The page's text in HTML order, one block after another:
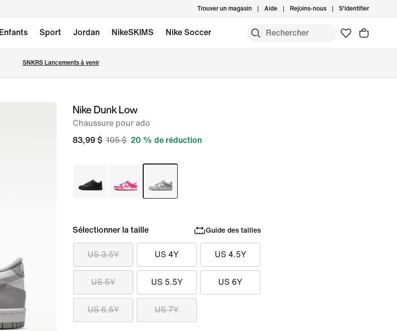
Trouver un magasin Aide Rejoins-nous S'identifier
Enfants Sport Jordan NikeSKIMS Nike Soccer
SNKRS Lancements à venir
image 1Nike Dunk Low
Chaussure pour ado
83,99 $ 105 $ 20 % de réduction
Sélectionner la taille Guide des tailles
US 3.5Y US 4Y US 4.5Y
US 5Y US 5.5Y US 6Y
US 6.5Y US 7Y